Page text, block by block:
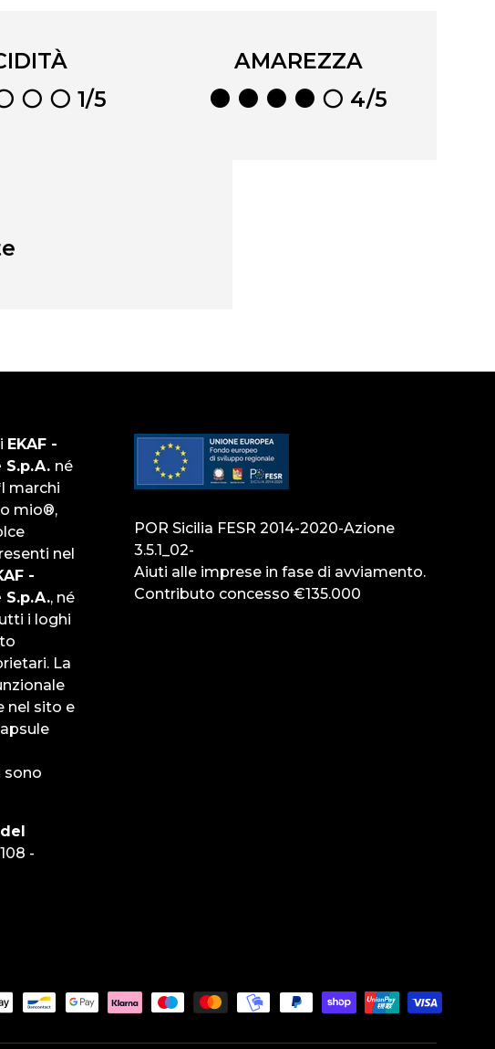
⚪ ⚪ 1/5
AMAREZZA
⚫ ⚫ ⚫ ⚫ ⚪ 4/5
EKAF -
né
marchi
mio®,
nel
-
, né
i loghi
La
nel sito e
sono
-
POR Sicilia FESR 2014-2020-Azione
3.5.1_02-
Aiuti alle imprese in fase di avviamento.
Contributo concesso €135.000
accettati